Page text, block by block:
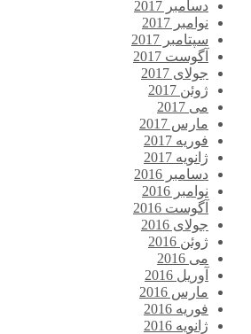
دسامبر 2017
نوامبر 2017
سپتامبر 2017
آگوست 2017
جولای 2017
ژوئن 2017
می 2017
مارس 2017
فوریه 2017
ژانویه 2017
دسامبر 2016
نوامبر 2016
آگوست 2016
جولای 2016
ژوئن 2016
می 2016
آوریل 2016
مارس 2016
فوریه 2016
ژانویه 2016